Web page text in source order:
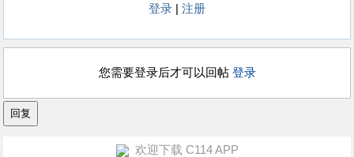
登录
注册
您需要登录后才可以回帖 登录
欢迎下载 C114 APP